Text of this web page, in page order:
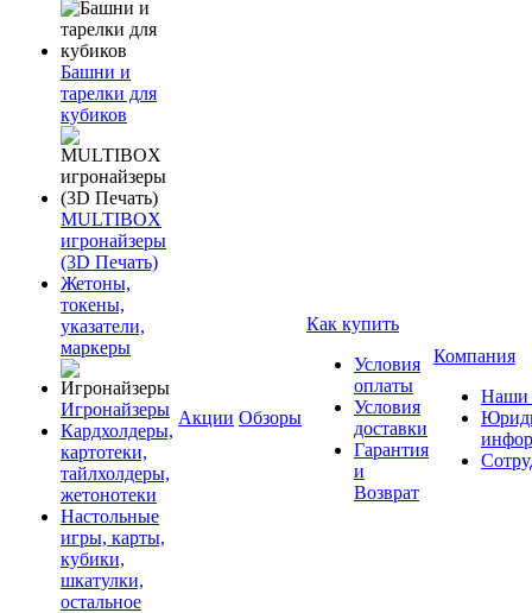
Башни и
тарелки для
кубиков
MULTIBOX
игронайзеры
(3D Печать)
Жетоны,
токены,
указатели,
маркеры
Игронайзеры
Кардхолдеры,
картотеки,
тайлхолдеры,
жетонотеки
Настольные
игры, карты,
кубики,
шкатулки,
остальное
Акции Обзоры
Как купить
Условия
оплаты
Условия
доставки
Гарантия
и
Возврат
Компания
Наши